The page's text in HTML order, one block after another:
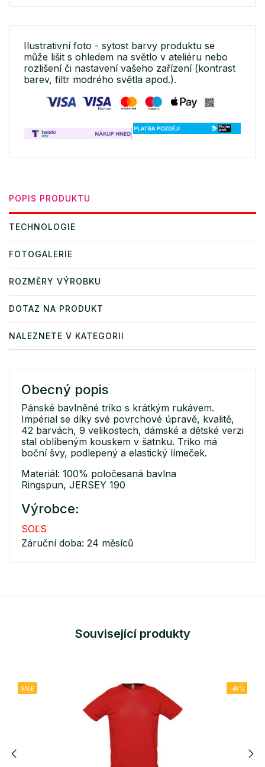
Ilustrativní foto - sytost barvy produktu se
může lišit s ohledem na světlo v ateliéru nebo
rozlišení či nastavení vašeho zařízení (kontrast
barev, filtr modrého světla apod.).
POPIS PRODUKTU
TECHNOLOGIE
FOTOGALERIE
ROZMĚRY VÝROBKU
DOTAZ NA PRODUKT
NALEZNETE V KATEGORII
Obecný popis
Pánské bavlněné triko s krátkým rukávem.
Impérial se díky své povrchové úpravě, kvalitě,
42 barvách, 9 velikostech, dámské a dětské verzi
stal oblíbeným kouskem v šatnku. Triko má
boční švy, podlepený a elastický límeček.
Materiál: 100% poločesaná bavlna
Ringspun, JERSEY 190
Výrobce:
SOĽS
Záruční doba: 24 měsíců
Související produkty
SALE -48%